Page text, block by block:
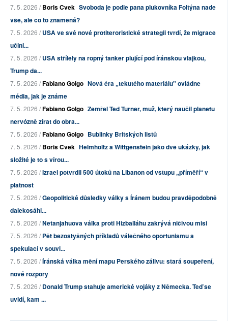
7. 5. 2026 /Boris Cvek Svoboda je podle pana plukovníka Foltýna nade
vše, ale co to znamená?
7. 5. 2026 /USA ve své nové protiteroristické strategii tvrdí, že migrace
učini...
7. 5. 2026 /USA střílely na ropný tanker plující pod íránskou vlajkou,
Trump da...
7. 5. 2026 /Fabiano Golgo Nová éra „tekutého materiálu" ovládne
média, jak je známe
7. 5. 2026 /Fabiano Golgo Zemřel Ted Turner, muž, který naučil planetu
nervózně zírat do obra...
7. 5. 2026 /Fabiano Golgo Bublinky Britských listů
7. 5. 2026 /Boris Cvek Helmholtz a Wittgenstein jako dvě ukázky, jak
složité je to s vírou...
7. 5. 2026 /Izrael potvrdil 500 útoků na Libanon od vstupu „příměří“ v
platnost
7. 5. 2026 /Geopolitické důsledky války s Íránem budou pravděpodobně
dalekosáhl...
7. 5. 2026 /Netanjahuova válka proti Hizballáhu zakrývá ničivou misi
7. 5. 2026 /Pět bezostyšných příkladů válečného oportunismu a
spekulací v souvi...
7. 5. 2026 /Íránská válka mění mapu Perského zálivu: stará soupeření,
nové rozpory
7. 5. 2026 /Donald Trump stahuje americké vojáky z Německa. Teď se
uvidí, kam ...